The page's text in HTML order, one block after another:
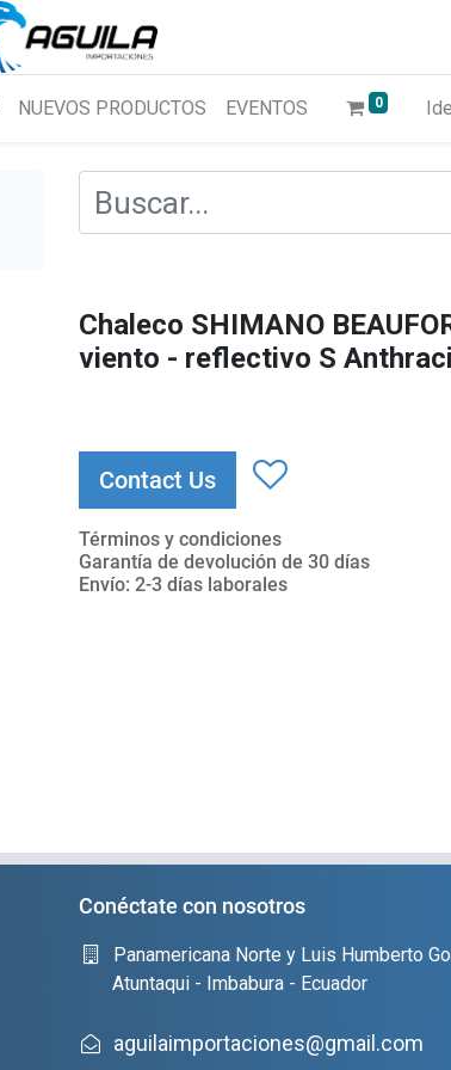
NUEVOS PRODUCTOS EVENTOS 0
Chaleco SHIMANO
viento - reflectivo S
Contact Us
Términos y condiciones
Garantía de devolución de 30 días
Envío: 2-3 días laborales
Conéctate con nosotros
Panamericana Norte y Luis Humberto
Atuntaqui - Imbabura - Ecuador
aguilaimportaciones@gmail.com